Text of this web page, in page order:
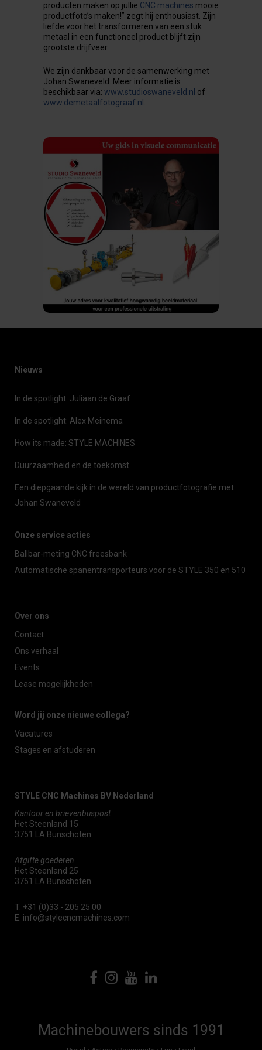
producten maken op jullie CNC machines mooie
productfoto’s maken!” zegt hij enthousiast. Zijn
liefde voor het transformeren van een stuk
metaal in een functioneel product blijft zijn
grootste drijfveer.
We zijn dankbaar voor de samenwerking met
Johan Swaneveld. Meer informatie is
beschikbaar via: www.studioswaneveld.nl of
www.demetaalfotograaf.nl.
Nieuws
In de spotlight: Juliaan de Graaf
In de spotlight: Alex Meinema
How its made: STYLE MACHINES
Duurzaamheid en de toekomst
Een diepgaande kijk in de wereld van productfotografie met
Johan Swaneveld
Onze service acties
Ballbar-meting CNC freesbank
Automatische spanentransporteurs voor de STYLE 350 en 510
Over ons
Contact
Ons verhaal
Events
Lease mogelijkheden
Word jij onze nieuwe collega?
Vacatures
Stages en afstuderen
STYLE CNC Machines BV Nederland
Kantoor en brievenbuspost
Het Steenland 15
3751 LA Bunschoten
Afgifte goederen
Het Steenland 25
3751 LA Bunschoten
T. +31 (0)33 - 205 25 00
E. info@stylecncmachines.com
Machinebouwers sinds 1991